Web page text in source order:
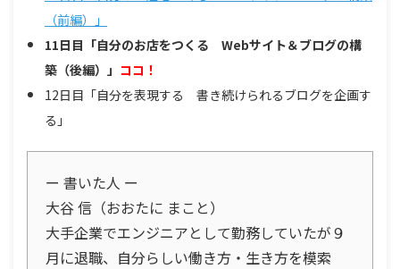
（前編）」
11日目「自分のお店をつくる Webサイト＆ブログの構
築（後編）」 ココ！
12日目「自分を表現する 書き続けられるブログを企画す
る」
ー 書いた人 ー
大谷 信（おおたに まこと）
大手企業でエンジニアとして勤務していたが９
月に退職、自分らしい働き方・生き方を模索